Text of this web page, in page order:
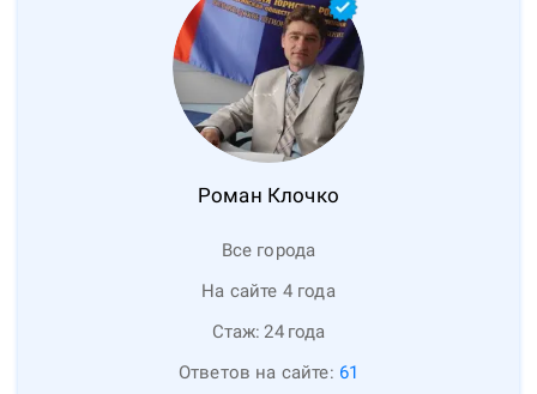
Роман Клочко
Все города
На сайте 4 года
Стаж: 24 года
Ответов на сайте: 61